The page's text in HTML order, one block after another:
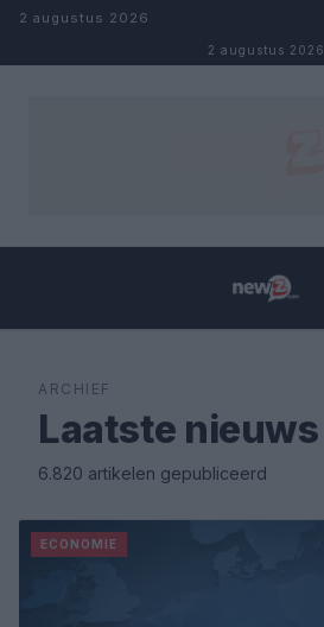
Naar inhoud
2 augustus 2026
2 augustus 2026
ARCHIEF
Laatste nieuws
6.820 artikelen gepubliceerd
ECONOMIE